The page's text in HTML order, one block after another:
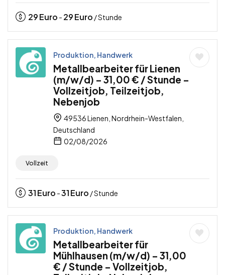
29Euro - 29Euro / Stunde
Produktion, Handwerk
Metallbearbeiter für Lienen
(m/w/d) – 31,00 € / Stunde –
Vollzeitjob, Teilzeitjob,
Nebenjob
49536 Lienen, Nordrhein-Westfalen,
Deutschland
02/08/2026
Vollzeit
31Euro -31Euro / Stunde
Produktion, Handwerk
Metallbearbeiter für
Mühlhausen (m/w/d) – 31,00
€ / Stunde – Vollzeitjob,